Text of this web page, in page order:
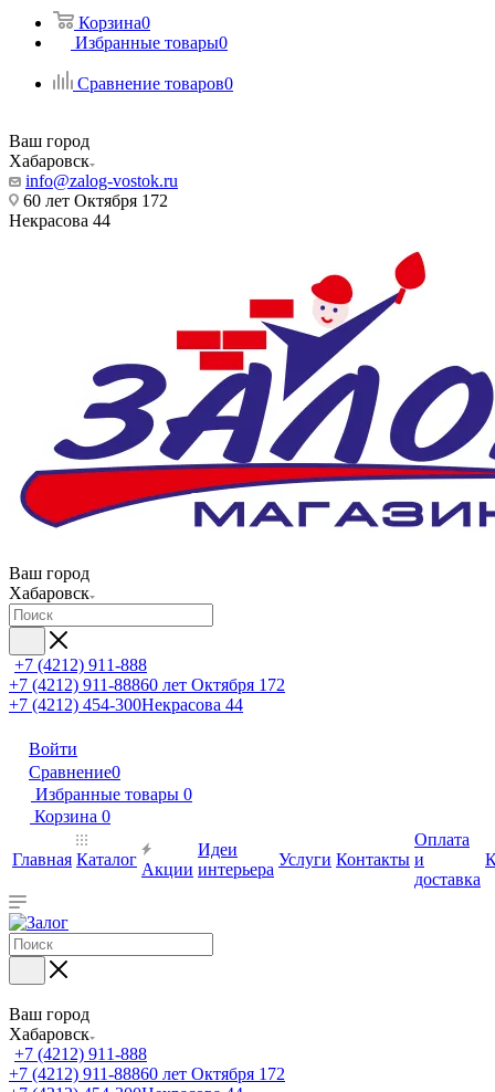
Корзина0
Избранные товары0
Сравнение товаров0
Ваш город
Хабаровск
info@zalog-vostok.ru
60 лет Октября 172
Некрасова 44
Ваш город
Хабаровск
+7 (4212) 911-888
+7 (4212) 911-88860 лет Октября 172
+7 (4212) 454-300Некрасова 44
Войти
Сравнение0
Избранные товары 0
Корзина 0
Главная Каталог
Акции
Идеи
интерьера
Услуги Контакты
Оплата
и
доставка
Ваш город
Хабаровск
+7 (4212) 911-888
+7 (4212) 911-88860 лет Октября 172